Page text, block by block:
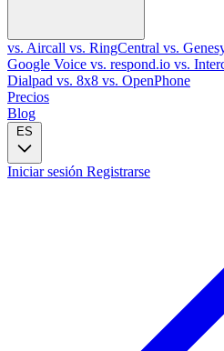
vs. Aircall vs. RingCentral vs.
Google Voice vs. respond.io vs.
Dialpad vs. 8x8 vs. OpenPhone
Precios
Blog
ES
Iniciar sesión Registrarse